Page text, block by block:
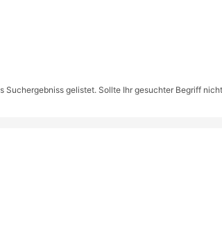
gelistet. Sollte Ihr gesuchter Begriff